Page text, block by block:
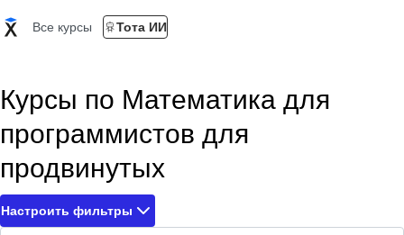
Все курсы Тота ИИ
Курсы по Математика для
программистов для
продвинутых
Настроить фильтры